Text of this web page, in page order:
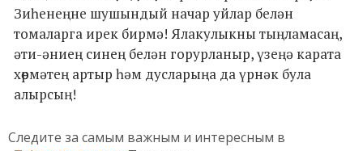
Зиһенеңне шушындый начар уйлар белән
томаларга ирек бирмә! Ялакулыкны тыңламасаң,
әти-әниең синең белән горурланыр, үзеңә карата
хөрмәтең артыр һәм дусларыңа да үрнәк була
алырсың!
Следите за самым важным и интересным в